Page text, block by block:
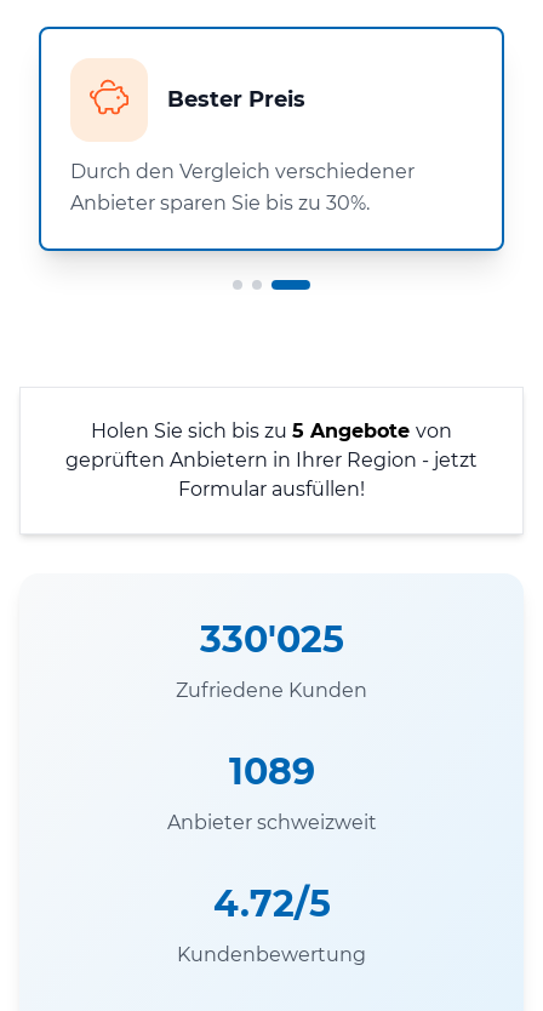
Bester Preis
Durch den Vergleich verschiedener
Anbieter sparen Sie bis zu 30%.
Holen Sie sich bis zu 5 Angebote von
geprüften Anbietern in Ihrer Region - jetzt
Formular ausfüllen!
330'025
Zufriedene Kunden
1089
Anbieter schweizweit
4.72/5
Kundenbewertung